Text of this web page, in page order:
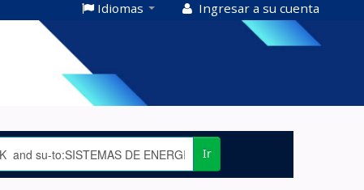
Idiomas Ingresar a su cuenta
Ir